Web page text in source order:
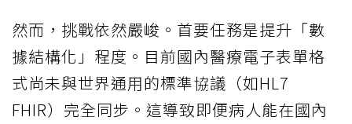
然而，挑戰依然嚴峻。首要任務是提升「數
據結構化」程度。目前國內醫療電子表單格
式尚未與世界通用的標準協議（如HL7
FHIR）完全同步。這導致即便病人能在國內